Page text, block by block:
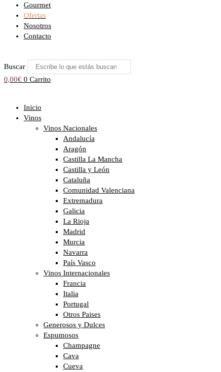
Gourmet
Ofertas
Nosotros
Contacto
Buscar
0,00€ 0 Carrito
Inicio
Vinos
Vinos Nacionales
Andalucía
Aragón
Castilla La Mancha
Castilla y León
Cataluña
Comunidad Valenciana
Extremadura
Galicia
La Rioja
Madrid
Murcia
Navarra
País Vasco
Vinos Internacionales
Francia
Italia
Portugal
Otros Paises
Generosos y Dulces
Espumosos
Champagne
Cava
Cueva